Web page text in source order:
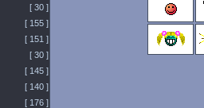
[ 30 ]
[ 155 ]
[ 151 ]
[ 30 ]
[ 145 ]
[ 140 ]
[ 176 ]